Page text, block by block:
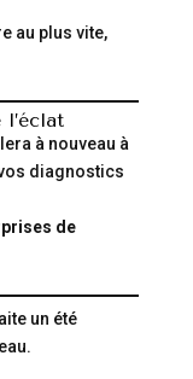
au plus vite,
à nouveau à
diagnostics
de
un été